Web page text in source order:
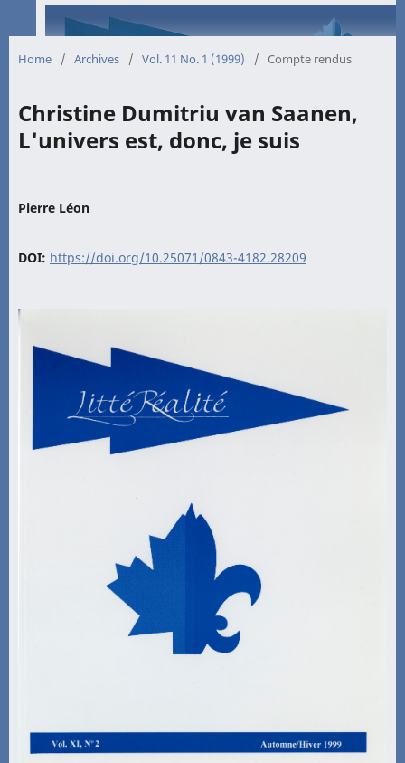
Home / Archives / Vol. 11 No. 1 (1999) / Compte rendus
Christine Dumitriu van Saanen,
L'univers est, donc, je suis
Pierre Léon
DOI: https://doi.org/10.25071/0843-4182.28209